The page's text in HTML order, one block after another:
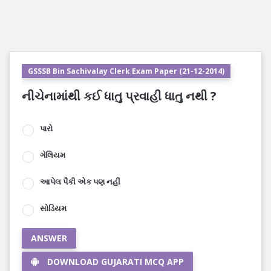
GSSSB Bin Sachivalay Clerk Exam Paper (21-12-2014)
નીચેનામાંથી કઈ ધાતુ પ્રવાહી ધાતુ નથી ?
પારો
ગેલિયમ
આપેલ પૈકી એક પણ નહીં
સોડિયમ
ANSWER
DOWNLOAD GUJARATI MCQ APP